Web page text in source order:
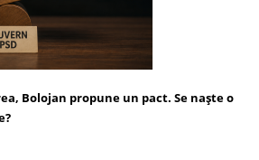
Bolojan propune un pact. Se naște o